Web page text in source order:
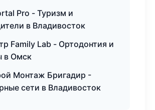
Pro - Туризм и
в Владивосток
Family Lab - Ортодонтия и
в Омск
Монтаж Бригадир -
сети в Владивосток